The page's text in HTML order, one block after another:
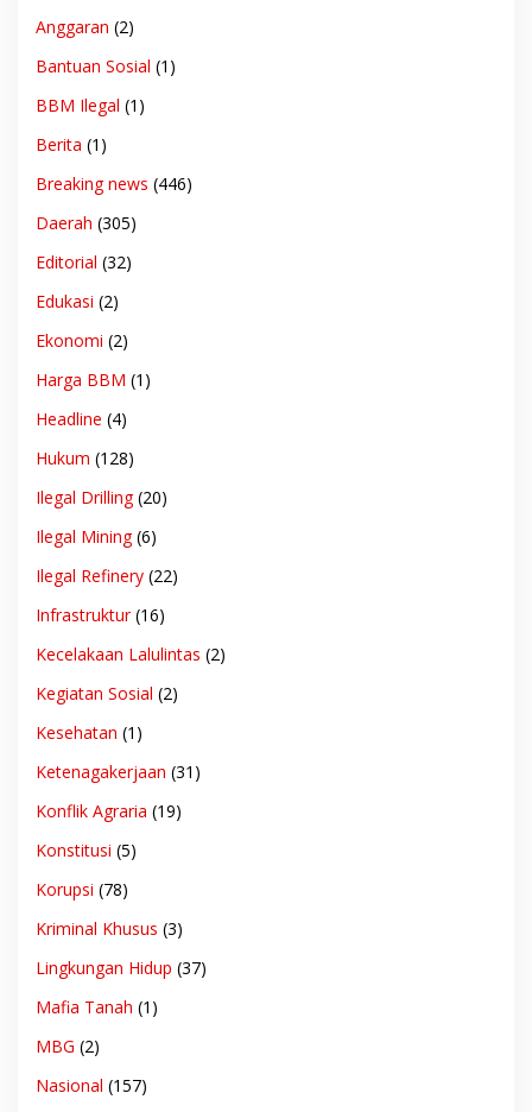
Anggaran (2)
Bantuan Sosial (1)
BBM Ilegal (1)
Berita (1)
Breaking news (446)
Daerah (305)
Editorial (32)
Edukasi (2)
Ekonomi (2)
Harga BBM (1)
Headline (4)
Hukum (128)
Ilegal Drilling(20)
Ilegal Mining(6)
Ilegal Refinery (22)
Infrastruktur(16)
Kecelakaan Lalulintas (2)
Kegiatan Sosial (2)
Kesehatan (1)
Ketenagakerjaan (31)
Konflik Agraria (19)
Konstitusi (5)
Korupsi (78)
Kriminal Khusus (3)
Lingkungan Hidup (37)
Mafia Tanah (1)
MBG (2)
Nasional (157)